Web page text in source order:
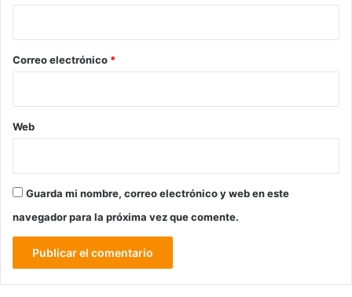
*
Correo electrónico *
Web
Guarda mi nombre, correo electrónico y web en este
navegador para la próxima vez que comente.